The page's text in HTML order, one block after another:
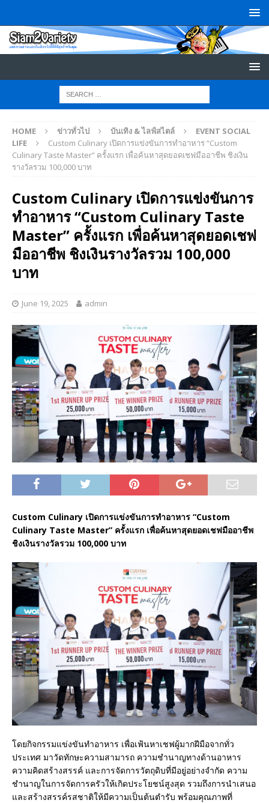
HOME ข่าวทั่วไป บันเทิง & ไลฟ์สไตล์
EVENT SOCIAL
LIFE
Custom Culinary เปิดการแข่งขันการทำอาหาร “Custom
Culinary Taste Master” ครั้งแรก เพื่อค้นหาสุดยอดเชฟมืออาชีพ ชิงเงิน
รางวัลรวม 100,000 บาท
Custom Culinary เปิดการแข่งขันการ
ทำอาหาร “Custom Culinary Taste
Master” ครั้งแรก เพื่อค้นหาสุดยอดเชฟ
มืออาชีพ ชิงเงินรางวัลรวม 100,000
บาท
June 19, 2025 admin
Custom Culinary เปิดการแข่งขันการทำอาหาร “Custom
Culinary Taste Master” ครั้งแรก เพื่อค้นหาสุดยอดเชฟมืออาชีพ
ชิงเงินรางวัลรวม 100,000 บาท
โดยกิจกรรมแข่งขันทำอาหาร เพื่อเฟ้นหาเชฟผู้มากฝีมือจากทั่ว
ประเทศ มาวัดทักษะความสามารถ ความชำนาญทางด้านอาหาร
ความคิดสร้างสรรค์ และการจัดการวัตถุดิบที่มีอยู่อย่างจำกัด ความ
ชำนาญในการจัดการครัวให้เกิดประโยชน์สูงสุด รวมถึงการนำเสนอ
และสร้างสรรค์รสชาติให้มีความเป็นต้นตำรับ พร้อมคุณภาพที่